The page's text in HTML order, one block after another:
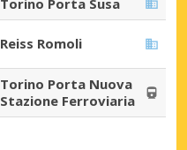
Reiss Romoli
Torino Porta Nuova
Stazione Ferroviaria